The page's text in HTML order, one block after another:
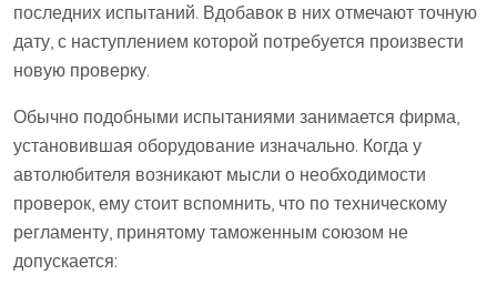
последних испытаний. Вдобавок в них отмечают точную
дату, с наступлением которой потребуется произвести
новую проверку.
Обычно подобными испытаниями занимается фирма,
установившая оборудование изначально. Когда у
автолюбителя возникают мысли о необходимости
проверок, ему стоит вспомнить, что по техническому
регламенту, принятому таможенным союзом не
допускается: